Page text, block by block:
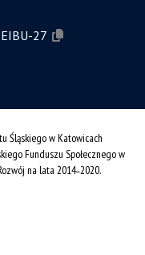
27
Śląskiego w Katowicach
Funduszu Społecznego w
na lata 2014˗2020.